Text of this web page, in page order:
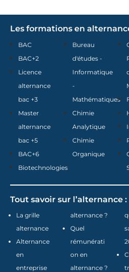
Les formations en
BAC
BAC+2
Licence
alternance
bac +3
Master
alternance
bac +5
BAC+6
Biotechnologies
Bureau
d'études -
Informatique
-
Mathématiques
Chimie
Analytique
Chimie
Organique
Tout savoir sur l’alternance :
La grille
alternance
Alternance
en
entreprise
alternance ?
Quel
rémunérati
on en
alternance ?